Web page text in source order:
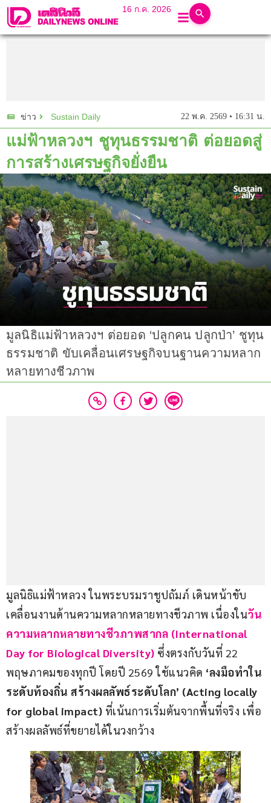
16 ก.ค. 2026
ข่าว Sustain Daily 22 พ.ค. 2569 • 16:31 น.
แม่ฟ้าหลวงฯ ชูทุนธรรมชาติ ต่อยอดสู่
การสร้างเศรษฐกิจยั่งยืน
มูลนิธิแม่ฟ้าหลวงฯ ต่อยอด ‘ปลูกคน ปลูกป่า’ ชูทุน
ธรรมชาติ ขับเคลื่อนเศรษฐกิจบนฐานความหลาก
หลายทางชีวภาพ
มูลนิธิแม่ฟ้าหลวง ในพระบรมราชูปถัมภ์ เดินหน้าขับ
เคลื่อนงานด้านความหลากหลายทางชีวภาพ เนื่องในวัน
ความหลากหลายทางชีวภาพสากล (International
Day for Biological Diversity) ซึ่งตรงกับวันที่ 22
พฤษภาคมของทุกปี โดยปี 2569 ใช้แนวคิด ‘ลงมือทำใน
ระดับท้องถิ่น สร้างผลลัพธ์ระดับโลก’ (Acting locally
for global impact) ที่เน้นการเริ่มต้นจากพื้นที่จริง เพื่อ
สร้างผลลัพธ์ที่ขยายได้ในวงกว้าง